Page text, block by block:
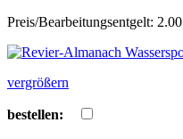
Preis/Bearbeitungsentgelt: 2.00
vergrößern
bestellen: